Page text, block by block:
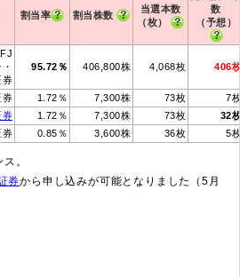
割当率 割当株数
当選本数
（枚）
数
（予想）
券
95.72％ 406,800株 4,068枚 406
券 1.72％ 7,300株 73枚
7
券
1.72％ 7,300株 73枚
32
券
0.85％ 3,600株 36枚 5
。
券から申し込みが可能となりました（5月